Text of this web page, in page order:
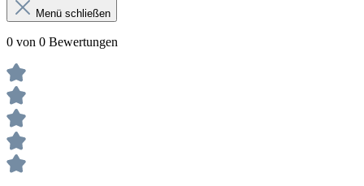
Menü schließen
0 von 0 Bewertungen